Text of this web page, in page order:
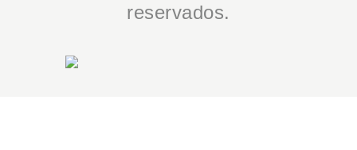
reservados.